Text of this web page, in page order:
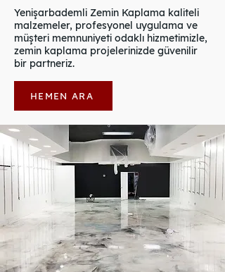
Yenişarbademli Zemin Kaplama kaliteli
malzemeler, profesyonel uygulama ve
müşteri memnuniyeti odaklı hizmetimizle,
zemin kaplama projelerinizde güvenilir
bir partneriz.
HEMEN ARA